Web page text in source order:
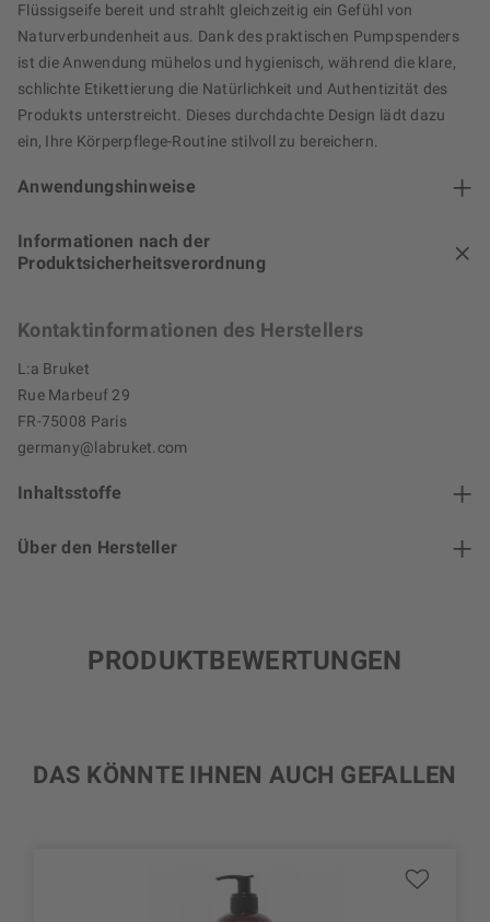
Flüssigseife bereit und strahlt gleichzeitig ein Gefühl von
Naturverbundenheit aus. Dank des praktischen Pumpspenders
ist die Anwendung mühelos und hygienisch, während die klare,
schlichte Etikettierung die Natürlichkeit und Authentizität des
Produkts unterstreicht. Dieses durchdachte Design lädt dazu
ein, Ihre Körperpflege-Routine stilvoll zu bereichern.
Anwendungshinweise
Informationen nach der
Produktsicherheitsverordnung
Kontaktinformationen des Herstellers
L:a Bruket
Rue Marbeuf 29
FR-75008 Paris
germany@labruket.com
Inhaltsstoffe
Über den Hersteller
PRODUKTBEWERTUNGEN
DAS KÖNNTE IHNEN AUCH GEFALLEN